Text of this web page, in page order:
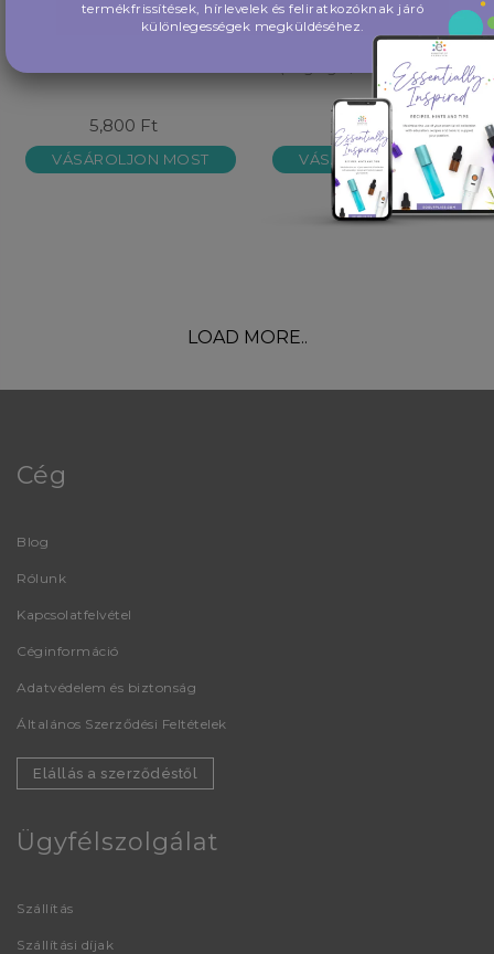
termékfrissítések, hírlevelek és feliratkozóknak járó
különlegességek megküldéséhez.
Szivárványos, kemény héjú
5,800 Ft
VÁSÁROLJON MOST
Luxus drágakő és kristály
görgők, 11 oktató kártyával
(10 görgő / csomag) (MA...
9,900 Ft
VÁSÁROLJON MOST
LOAD MORE..
Cég
Blog
Rólunk
Kapcsolatfelvétel
Céginformáció
Adatvédelem és biztonság
Általános Szerződési Feltételek
Elállás a szerződéstől
Ügyfélszolgálat
Szállítás
Szállítási díjak